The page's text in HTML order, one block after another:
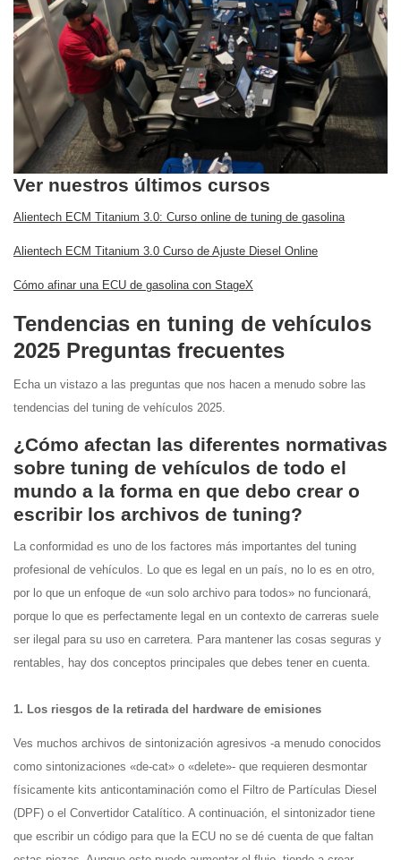
Ver nuestros últimos cursos
Alientech ECM Titanium 3.0: Curso online de tuning de gasolina
Alientech ECM Titanium 3.0 Curso de Ajuste Diesel Online
Cómo afinar una ECU de gasolina con StageX
Tendencias en tuning de vehículos
2025 Preguntas frecuentes
Echa un vistazo a las preguntas que nos hacen a menudo sobre las
tendencias del tuning de vehículos 2025.
¿Cómo afectan las diferentes normativas
sobre tuning de vehículos de todo el
mundo a la forma en que debo crear o
escribir los archivos de tuning?
La conformidad es uno de los factores más importantes del tuning
profesional de vehículos. Lo que es legal en un país, no lo es en otro,
por lo que un enfoque de «un solo archivo para todos» no funcionará,
porque lo que es perfectamente legal en un contexto de carreras suele
ser ilegal para su uso en carretera. Para mantener las cosas seguras y
rentables, hay dos conceptos principales que debes tener en cuenta.
1. Los riesgos de la retirada del hardware de emisiones
Ves muchos archivos de sintonización agresivos -a menudo conocidos
como sintonizaciones «de-cat» o «delete»- que requieren desmontar
físicamente kits anticontaminación como el Filtro de Partículas Diesel
(DPF) o el Convertidor Catalítico. A continuación, el sintonizador tiene
que escribir un código para que la ECU no se dé cuenta de que faltan